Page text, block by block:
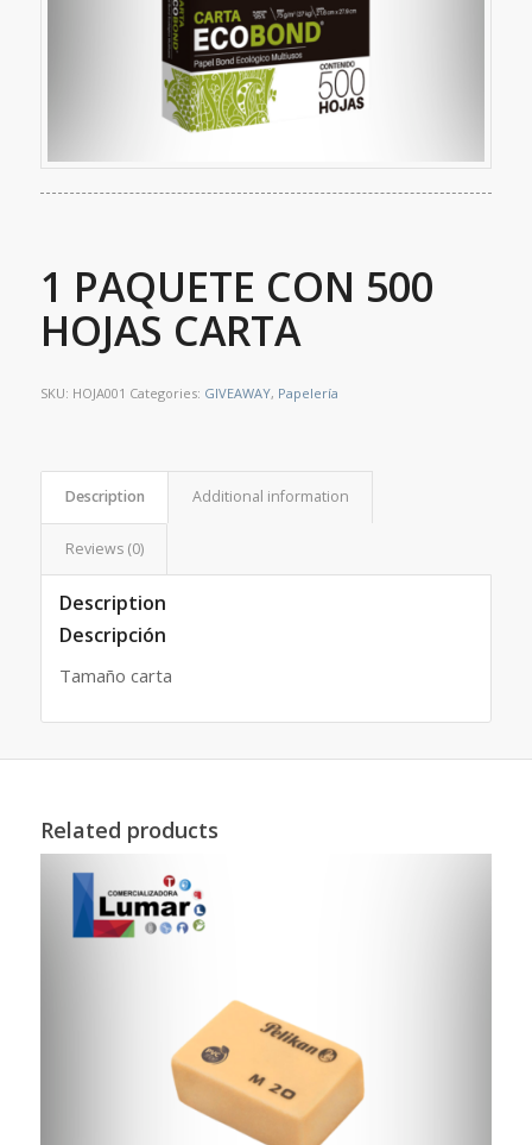
1 PAQUETE CON 500
HOJAS CARTA
SKU: HOJA001 Categories: GIVEAWAY, Papelería
Description Additional information
Reviews (0)
Description
Descripción
Tamaño carta
Related products